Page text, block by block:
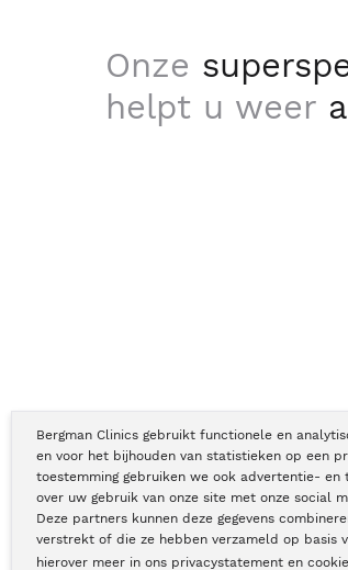
Bergman Clinics gebruikt functionele en
en voor het bijhouden van statistieken op een
toestemming gebruiken we ook advertentie-
over uw gebruik van onze site met onze social
Deze partners kunnen deze gegevens
verstrekt of die ze hebben verzameld op basis
hierover meer in ons privacystatement en
Onze
helpt u weer
Copyright © Bergman Clinics 2026 | KVK